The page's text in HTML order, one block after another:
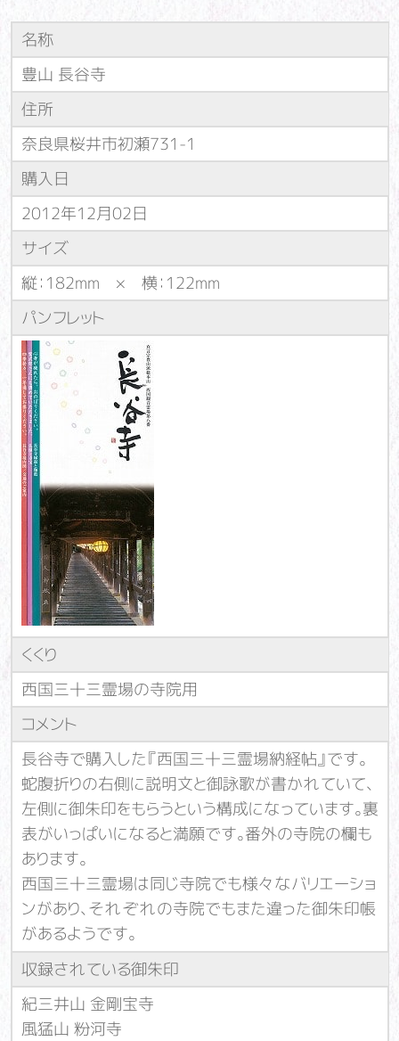
名称
豊山 長谷寺
住所
奈良県桜井市初瀬731-1
購入日
2012年12月02日
サイズ
縦：182mm × 横：122mm
パンフレット
くくり
西国三十三霊場の寺院用
コメント
長谷寺で購入した『西国三十三霊場納経帖』です。
蛇腹折りの右側に説明文と御詠歌が書かれていて、
左側に御朱印をもらうという構成になっています。裏
表がいっぱいになると満願です。番外の寺院の欄も
あります。
西国三十三霊場は同じ寺院でも様々なバリエーショ
ンがあり、それぞれの寺院でもまた違った御朱印帳
があるようです。
収録されている御朱印
紀三井山 金剛宝寺
風猛山 粉河寺